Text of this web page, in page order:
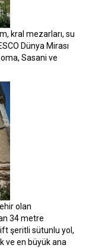
kral mezarları, su
Dünya Mirası
Sasani ve
olan
34 metre
şeritli sütunlu yol,
ve en büyük ana